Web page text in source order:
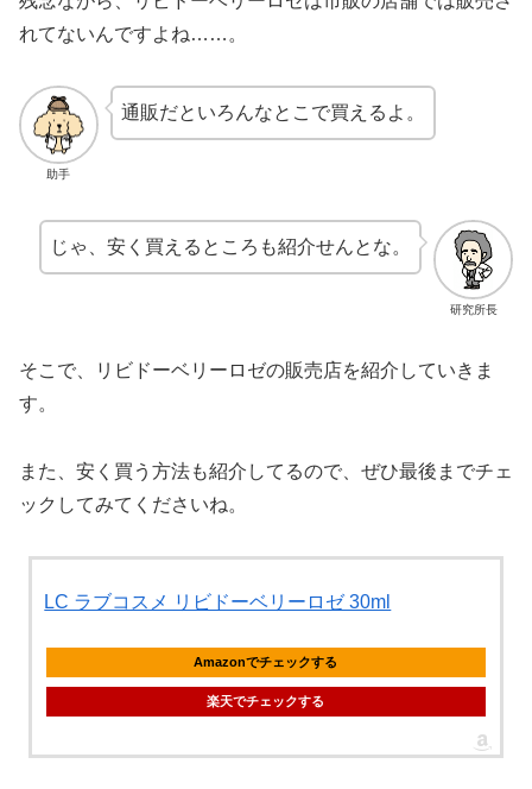
れてないんですよね……。
助手
通販だといろんなとこで買えるよ。
研究所長
じゃ、安く買えるところも紹介せんとな。
そこで、リビドーベリーロゼの販売店を紹介していきま
す。
また、安く買う方法も紹介してるので、ぜひ最後までチェ
ックしてみてくださいね。
LC ラブコスメ リビドーベリーロゼ 30ml
Amazonでチェックする
楽天でチェックする